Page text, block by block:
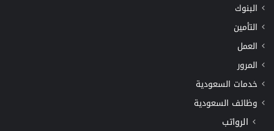
البنوك
التأمين
العمل
المرور
خدمات السعودية
وظائف السعودية
الرواتب